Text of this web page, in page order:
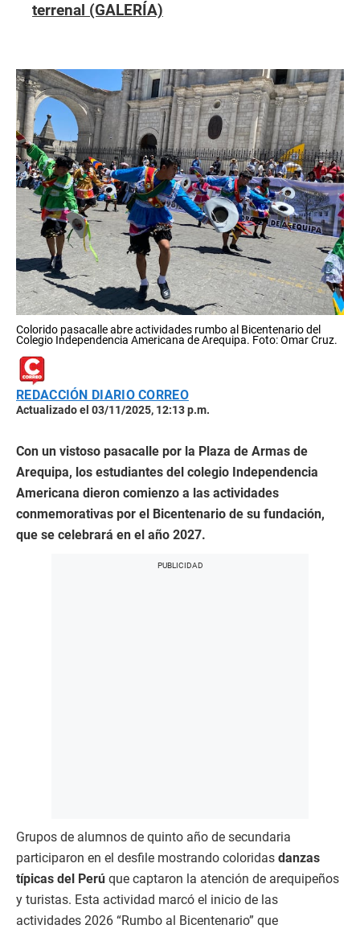
terrenal (GALERÍA)
Colorido pasacalle abre actividades rumbo al Bicentenario del
Colegio Independencia Americana de Arequipa. Foto: Omar Cruz.
REDACCIÓN DIARIO CORREO
Actualizado el 03/11/2025, 12:13 p.m.
Con un vistoso pasacalle por la Plaza de Armas de
Arequipa, los estudiantes del colegio Independencia
Americana dieron comienzo a las actividades
conmemorativas por el Bicentenario de su fundación,
que se celebrará en el año 2027.
Grupos de alumnos de quinto año de secundaria
participaron en el desfile mostrando coloridas danzas
típicas del Perú que captaron la atención de arequipeños
y turistas. Esta actividad marcó el inicio de las
actividades 2026 “Rumbo al Bicentenario” que